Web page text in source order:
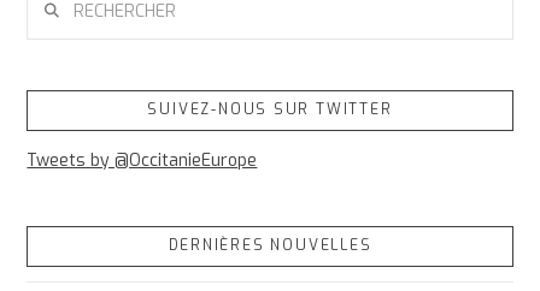
SUIVEZ-NOUS SUR TWITTER
Tweets by @OccitanieEurope
DERNIÈRES NOUVELLES